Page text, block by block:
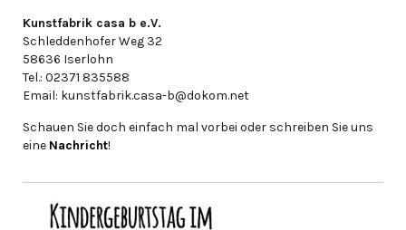
Kunstfabrik casa b e.V.
Schleddenhofer Weg 32
58636 Iserlohn
Tel.: 02371 835588
Email: kunstfabrik.casa-b@dokom.net
Schauen Sie doch einfach mal vorbei oder schreiben Sie uns
eine Nachricht!